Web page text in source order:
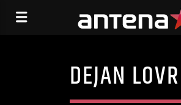
DEJAN